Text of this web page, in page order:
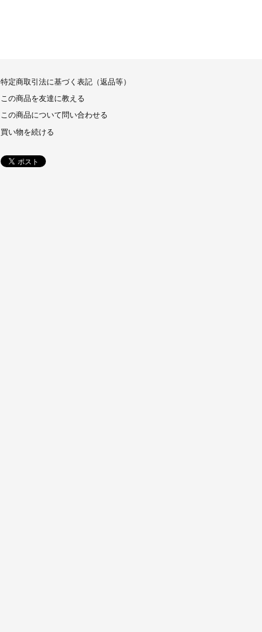
特定商取引法に基づく表記（返品等）
この商品を友達に教える
この商品について問い合わせる
買い物を続ける